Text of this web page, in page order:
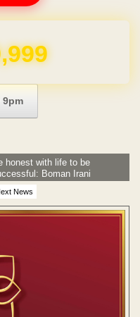
9pm
News
honest with life to be
Boman Irani